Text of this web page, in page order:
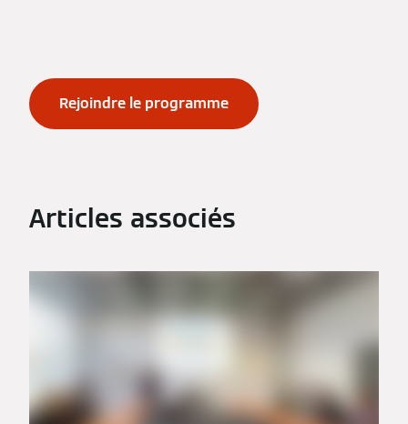
Rejoindre le programme
Articles associés